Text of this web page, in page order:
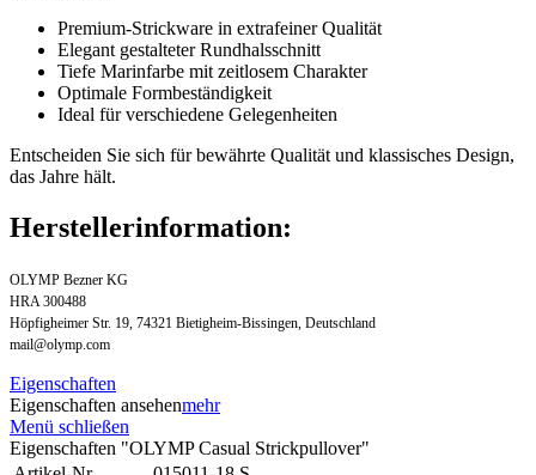
Premium-Strickware in extrafeiner Qualität
Elegant gestalteter Rundhalsschnitt
Tiefe Marinfarbe mit zeitlosem Charakter
Optimale Formbeständigkeit
Ideal für verschiedene Gelegenheiten
Entscheiden Sie sich für bewährte Qualität und klassisches Design,
das Jahre hält.
Herstellerinformation:
OLYMP Bezner KG
HRA 300488
Höpfigheimer Str. 19, 74321 Bietigheim-Bissingen, Deutschland
mail@olymp.com
Eigenschaften
Eigenschaften ansehenmehr
Menü schließen
Eigenschaften "OLYMP Casual Strickpullover"